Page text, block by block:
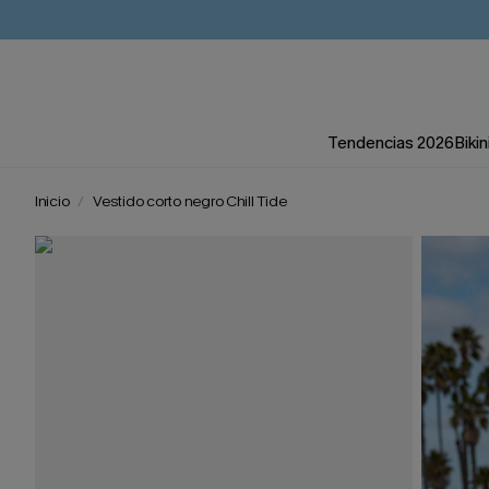
Tendencias 2026
Inicio Vestido corto negro Chill Tide